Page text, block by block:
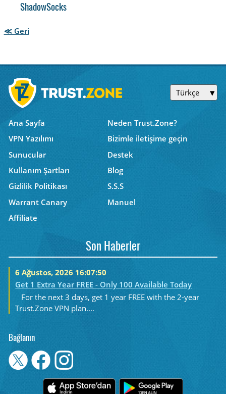
ShadowSocks
≪ Geri
Türkçe
Ana Sayfa
Neden Trust.Zone?
VPN Yazılımı
Bizimle iletişime geçin
Sunucular
Destek
Kullanım Şartları
Blog
Gizlilik Politikası
S.S.S
Warrant Canary
Manuel
Affiliate
Son Haberler
6 Ağustos, 2026 16:07:50
Get 1 Extra Year FREE - Only 100 Available Today
For the next 3 days, get 1 year FREE with the 2-year
Trust.Zone VPN plan....
Bağlanın